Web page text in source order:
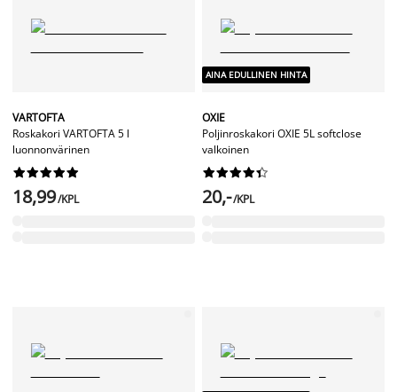
VARTOFTA
Roskakori VARTOFTA 5 l
luonnonvärinen






18,99/KPL
AINA EDULLINEN HINTA
OXIE
Poljinroskakori OXIE 5L softclose
valkoinen






20,-/KPL